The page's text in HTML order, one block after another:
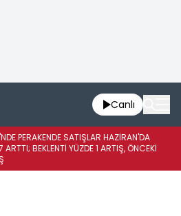
Canlı
PERAKENDE SATIŞLAR HAZİRAN'DA
ARTTI; BEKLENTİ YÜZDE 1 ARTIŞ, ÖNCEKİ